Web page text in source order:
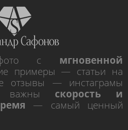
с мгновенной
примеры — статьи на
отзывы — инстаграмы
важны скорость и
— самый ценный